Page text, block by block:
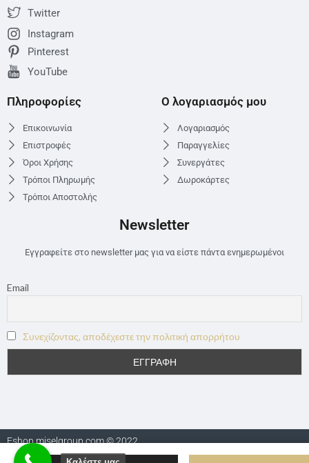
Twitter
Instagram
Pinterest
YouTube
Πληροφορίες
Επικοινωνία
Επιστροφές
Όροι Χρήσης
Τρόποι Πληρωμής
Τρόποι Αποστολής
Ο λογαριασμός μου
Λογαριασμός
Παραγγελίες
Συνεργάτες
Δωροκάρτες
Newsletter
Εγγραφείτε στο newsletter μας για να είστε πάντα ενημερωμένοι
Email
Συνεχίζοντας, αποδέχεστε την πολιτική απορρήτου
Eshop.miselgroup.com © 2022